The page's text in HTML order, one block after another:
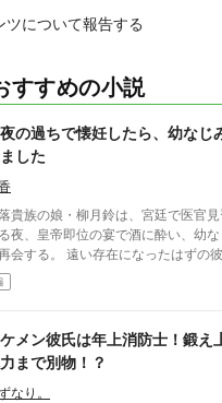
ツについて報告する
すすめの小説
の過ちで懐妊したら、幼なじ
した
貴族の娘・柳月鈴は、宮廷で医官見
夜、皇帝即位の宴で酒に酔い、幼
い存在になったはずの彼。 けれど、その夜をきっ
月鈴の運命は大きく動き出す。 冷酷と恐れられる皇帝が、
か彼女だけには甘すぎて――。
メン彼氏は年上消防士！鍛え
まで別物！？
なり。